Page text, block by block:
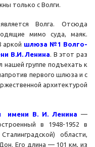
только с Волги.
Волга. Отсюда
мимо суда, маяк.
аркой шлюза №1 Волго-
В.И. Ленина. В этот раз
нашей группе подъехать к
первого шлюза и с
архитектурой
имени В. И. Ленина —
в 1948-1952 в
области,
Его длина — 101 км, из